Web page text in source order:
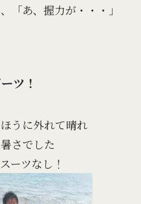
「あ、握力が・・・」
ツ！
うに外れて晴れ
さでした
ーツなし！